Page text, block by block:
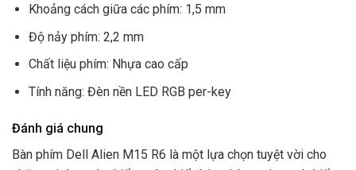
Khoảng cách giữa các phím: 1,5 mm
Độ nảy phím: 2,2 mm
Chất liệu phím: Nhựa cao cấp
Tính năng: Đèn nền LED RGB per-key
Đánh giá chung
Bàn phím Dell Alien M15 R6 là một lựa chọn tuyệt vời cho